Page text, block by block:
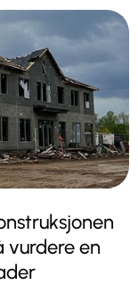
vurdere en